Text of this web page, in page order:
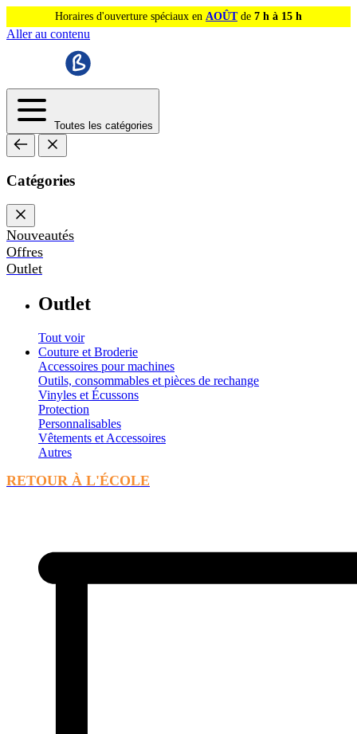
Horaires d'ouverture spéciaux en AOÛTde 7 h à 15 h
Aller au contenu
Toutes les catégories
Catégories
Nouveautés
Offres
Outlet
Outlet
Tout voir
Couture et Broderie
Accessoires pour machines
Outils, consommables et pièces de rechange
Vinyles et Écussons
Protection
Personnalisables
Vêtements et Accessoires
Autres
RETOUR À L'ÉCOLE